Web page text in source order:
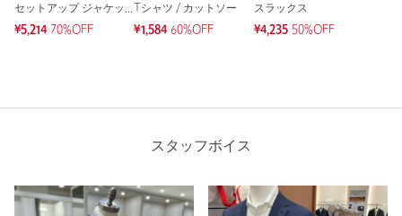
セットアップ ジャケット
¥5,214 70%OFF
Tシャツ / カットソー
¥1,584 60%OFF
スラックス
¥4,235 50%OFF
スタッフボイス